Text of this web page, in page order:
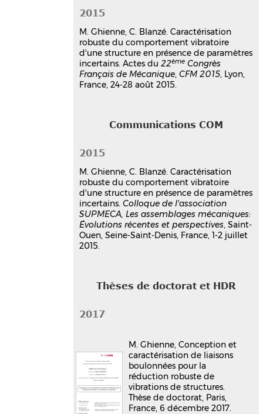
Martin Ghienne
Conservatoire national des arts et
metiers - CNAM, 2017. Français.
2017CNAM1146⟩
Thèse
tel-01793711v1
2015
M. Ghienne, C. Blanzé. Caractérisation
robuste du comportement vibratoire
d'une structure en présence de paramètres
incertains. Actes du22ème Congrès
Français de Mécanique,CFM 2015, Lyon,
France, 24-28 août 2015.
Communications COM
2015
M. Ghienne, C. Blanzé. Caractérisation
robuste du comportement vibratoire
d'une structure en présence de paramètres
incertains.Colloque de l'association
SUPMECA, Les assemblages mécaniques:
Évolutions récentes et perspectives, Saint-
Ouen, Seine-Saint-Denis, France, 1-2 juillet
2015.
Thèses de doctorat et HDR
2017
M. Ghienne, Conception et
caractérisation de liaisons
boulonnées pour la
réduction robuste de
vibrations de structures.
Thèse de doctorat, Paris,
France, 6 décembre 2017.